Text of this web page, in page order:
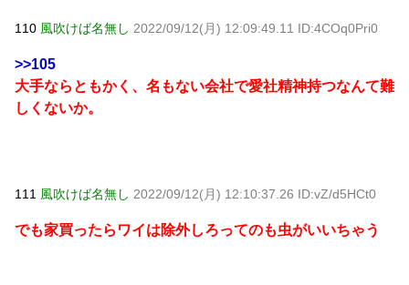
110 風吹けば名無し 2022/09/12(月) 12:09:49.11 ID:4COq0Pri0
>>105
大手ならともかく、名もない会社で愛社精神持つなんて難
しくないか。
111 風吹けば名無し 2022/09/12(月) 12:10:37.26 ID:vZ/d5HCt0
でも家買ったらワイは除外しろってのも虫がいいちゃう